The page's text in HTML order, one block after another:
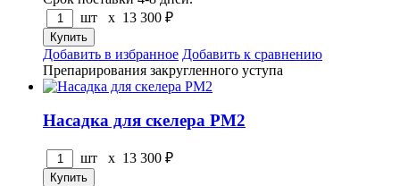
шт x 13 300 ₽
Добавить в избранное Добавить к сравнению
Препарирования закругленного уступа
Насадка для скелера PM2
шт x 13 300 ₽